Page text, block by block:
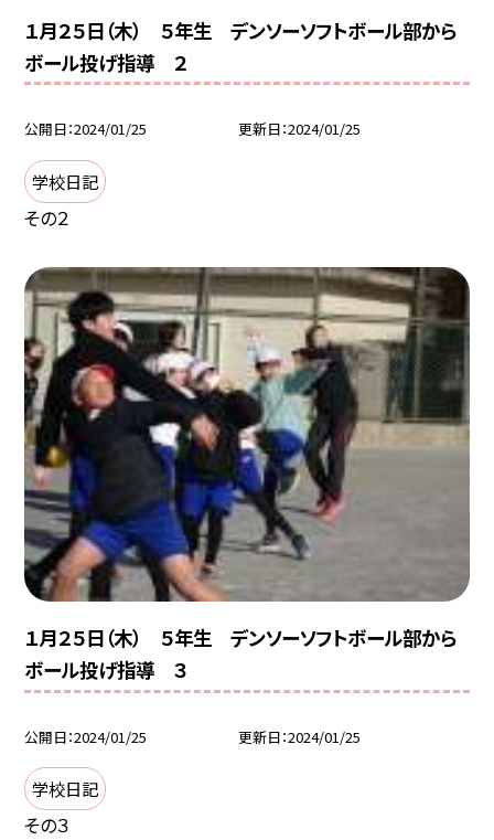
１月２５日（木） ５年生 デンソーソフトボール部から
ボール投げ指導 ２
公開日 2024/01/25 更新日 2024/01/25
学校日記
その２
１月２５日（木） ５年生 デンソーソフトボール部から
ボール投げ指導 ３
公開日 2024/01/25 更新日 2024/01/25
学校日記
その３